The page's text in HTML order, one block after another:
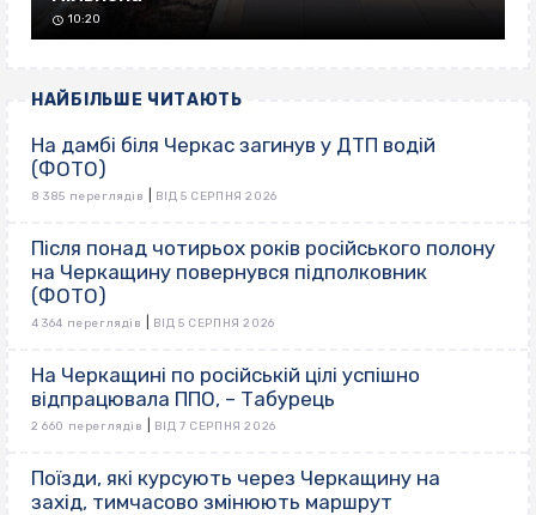
10:20
НАЙБІЛЬШЕ ЧИТАЮТЬ
На дамбі біля Черкас загинув у ДТП водій
(ФОТО)
8 385 переглядів ВІД 5 СЕРПНЯ 2026
Після понад чотирьох років російського полону
на Черкащину повернувся підполковник
(ФОТО)
4 364 переглядів ВІД 5 СЕРПНЯ 2026
На Черкащині по російській цілі успішно
відпрацювала ППО, – Табурець
2 660 переглядів ВІД 7 СЕРПНЯ 2026
Поїзди, які курсують через Черкащину на
захід, тимчасово змінюють маршрут